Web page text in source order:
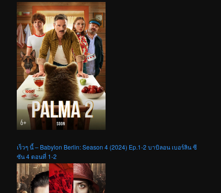
เร็วๆ นี้ – Babylon Berlin: Season 4 (2024) Ep.1-2 บาบิลอน เบอร์ลิน ซี
ซัน 4 ตอนที่ 1-2